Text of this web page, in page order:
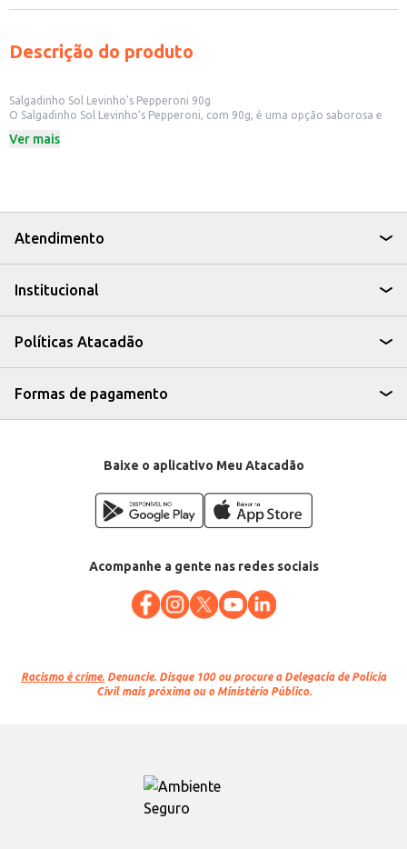
Descrição do produto
Salgadinho Sol Levinho's Pepperoni 90g
O Salgadinho Sol Levinho's Pepperoni, com 90g, é uma opção saborosa e
Ideal para ter em casa, no escritório ou para revenda em pequenos
Ideal para quem busca um petisco saboroso e fácil de consumir.
O Salgadinho Sol Levinho's Pepperoni é uma escolha saborosa e
conveniente para diversas ocasiões, oferecendo o sabor que você procura.
Ver mais
Atendimento
Institucional
Políticas Atacadão
Formas de pagamento
Baixe o aplicativo Meu Atacadão
Acompanhe a gente nas redes sociais
Racismo é crime. Denuncie. Disque 100 ou procure a Delegacia de Polícia
Civil mais próxima ou o Ministério Público.